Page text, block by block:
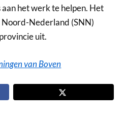
het werk te helpen. Het
Nederland (SNN)
uit.
van Boven